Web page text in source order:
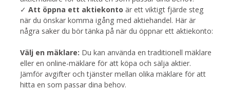
✓ Att öppna ett aktiekonto är ett viktigt fjärde steg
när du önskar komma igång med aktiehandel. Här är
några saker du bör tänka på när du öppnar ett aktiekonto:
Välj en mäklare: Du kan använda en traditionell mäklare
eller en online-mäklare för att köpa och sälja aktier.
Jämför avgifter och tjänster mellan olika mäklare för att
hitta en som passar dina behov.